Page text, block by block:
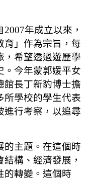
年成立以來，
育」作為宗旨，每
，希望透過遊歷學
。今年蒙郭媛平女
館長丁新豹博士擔
所學校的學生代表
進行考察，以追尋
的主題。在這個時
構、經濟發展，
的轉變。這個時